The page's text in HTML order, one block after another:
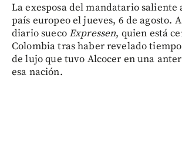
La exesposa del mandatario saliente
país europeo el jueves, 6 de agosto.
diario suecoExpressen, quien está
Colombia tras haber revelado
de lujo que tuvo Alcocer en una
esa nación.